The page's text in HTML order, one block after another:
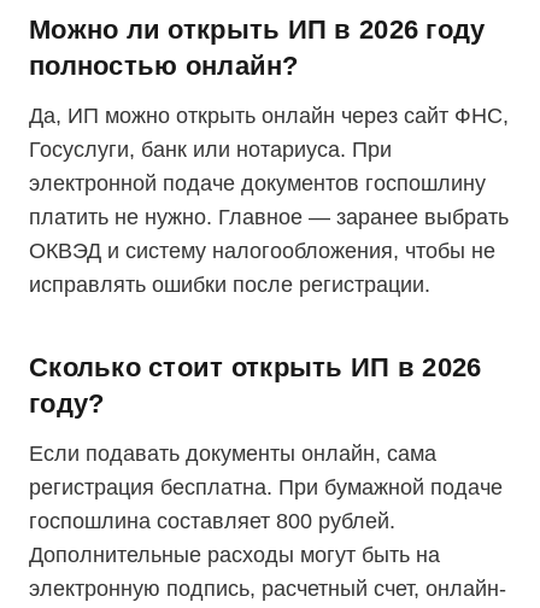
Можно ли открыть ИП в 2026 году
полностью онлайн?
Да, ИП можно открыть онлайн через сайт ФНС,
Госуслуги, банк или нотариуса. При
электронной подаче документов госпошлину
платить не нужно. Главное — заранее выбрать
ОКВЭД и систему налогообложения, чтобы не
исправлять ошибки после регистрации.
Сколько стоит открыть ИП в 2026
году?
Если подавать документы онлайн, сама
регистрация бесплатна. При бумажной подаче
госпошлина составляет 800 рублей.
Дополнительные расходы могут быть на
электронную подпись, расчетный счет, онлайн-